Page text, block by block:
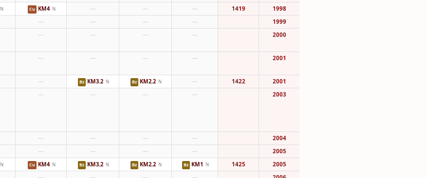
1998
1419
—
—
—
KM4 N
Cu
N
1999
—
—
—
—
2000
—
—
—
—
2001
—
—
—
—
2001
1422
—
KM2.2 N
Bz
KM3.2 N
Bz
—
2003
—
—
—
—
2004
—
—
—
—
2005
—
—
—
—
2005
1425
KM1 N
Bz
KM2.2 N
Bz
KM3.2 N
Bz
KM4 N
Cu
N